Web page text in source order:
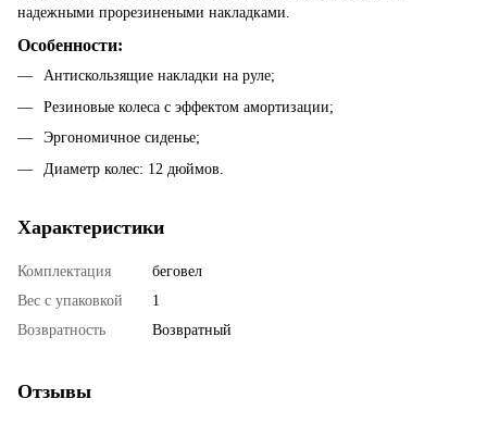
надежными прорезинеными накладками.
Особенности:
Антискользящие накладки на руле;
Резиновые колеса с эффектом амортизации;
Эргономичное сиденье;
Диаметр колес: 12 дюймов.
Характеристики
Комплектация
беговел
Вес с упаковкой
1
Возвратность
Возвратный
Отзывы